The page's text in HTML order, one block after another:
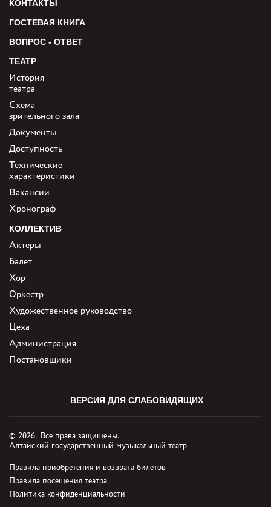
КОНТАКТЫ
ГОСТЕВАЯ КНИГА
ВОПРОС - ОТВЕТ
ТЕАТР
История
театра
Схема
зрительного зала
Документы
Доступность
Технические
характеристики
Вакансии
Хронограф
КОЛЛЕКТИВ
Актеры
Балет
Хор
Оркестр
Художественное руководство
Цеха
Администрация
Постановщики
ВЕРСИЯ ДЛЯ СЛАБОВИДЯЩИХ
© 2026. Все права защищены.
Алтайский государственный музыкальный театр
Правила приобретения и возврата билетов
Правила посещения театра
Политика конфиденциальности